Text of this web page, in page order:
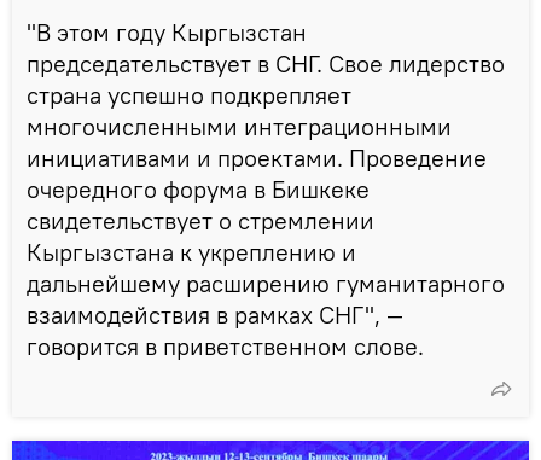
"В этом году Кыргызстан
председательствует в СНГ. Свое лидерство
страна успешно подкрепляет
многочисленными интеграционными
инициативами и проектами. Проведение
очередного форума в Бишкеке
свидетельствует о стремлении
Кыргызстана к укреплению и
дальнейшему расширению гуманитарного
взаимодействия в рамках СНГ", —
говорится в приветственном слове.